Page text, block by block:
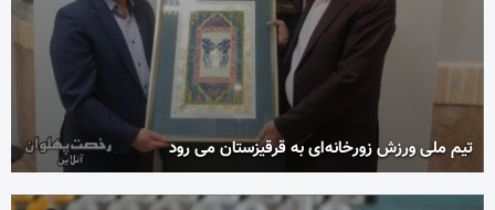
تیم ملی ورزش زورخانه‌ای به قرقیزستان می رود